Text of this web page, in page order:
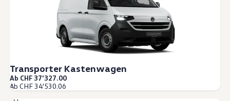
Transporter Kastenwagen
Ab CHF 37'327.00
Ab CHF 34'530.06